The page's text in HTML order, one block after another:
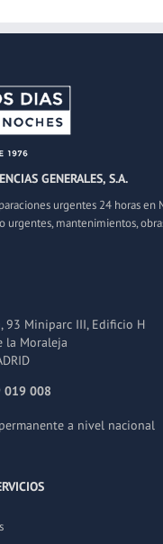
GENERALES, S.A.
urgentes 24 horas en
urgentes, mantenimientos,
93 Miniparc III, Edificio H
la Moraleja
019 008
a nivel nacional